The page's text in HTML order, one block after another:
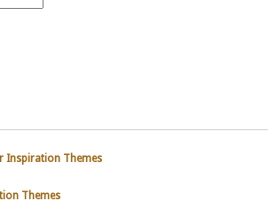
Inspiration Themes
Themes